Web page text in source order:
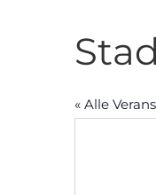
« Alle